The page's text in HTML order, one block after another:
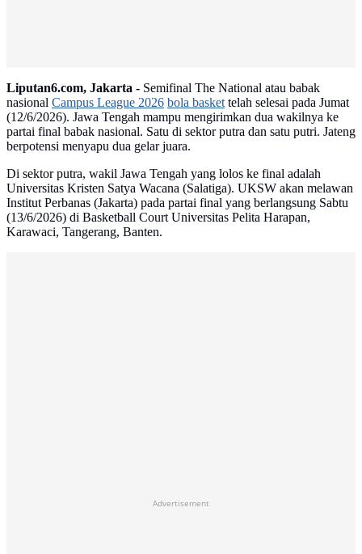
Liputan6.com, Jakarta - Semifinal The National atau babak
nasional Campus League 2026 bola baskettelah selesai pada Jumat
(12/6/2026). Jawa Tengah mampu mengirimkan dua wakilnya ke
partai final babak nasional. Satu di sektor putra dan satu putri. Jateng
berpotensi menyapu dua gelar juara.
Di sektor putra, wakil Jawa Tengah yang lolos ke final adalah
Universitas Kristen Satya Wacana (Salatiga). UKSW akan melawan
Institut Perbanas (Jakarta) pada partai final yang berlangsung Sabtu
(13/6/2026) di Basketball Court Universitas Pelita Harapan,
Karawaci, Tangerang, Banten.
Advertisement